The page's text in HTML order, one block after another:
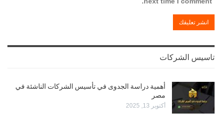
تاسيس الشركات
أهمية دراسة الجدوى في تأسيس الشركات الناشئة في
مصر
أكتوبر 13, 2025